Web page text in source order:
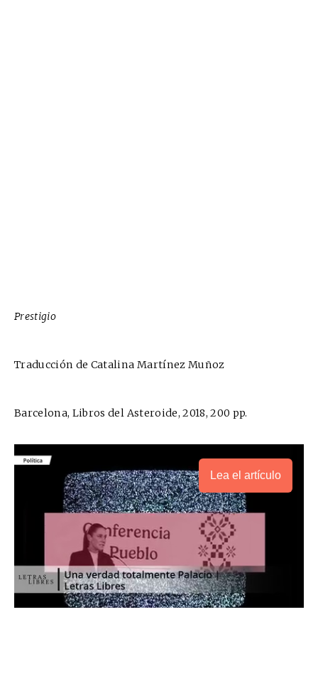
Prestigio
Traducción de Catalina Martínez Muñoz
Barcelona, Libros del Asteroide, 2018, 200 pp.
Lea el artículo